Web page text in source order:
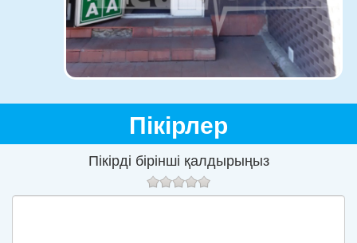
Пікірлер
Пікірді бірінші қалдырыңыз